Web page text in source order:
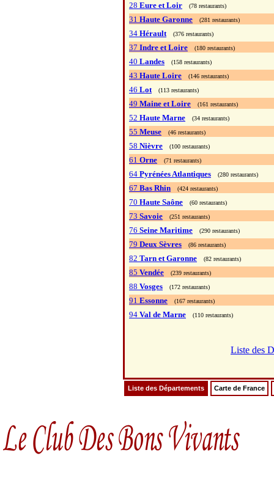
28 Eure et Loir (78 restaurants)
31 Haute Garonne (281 restaurants)
34 Hérault (376 restaurants)
37 Indre et Loire (180 restaurants)
40 Landes (158 restaurants)
43 Haute Loire (146 restaurants)
46 Lot (113 restaurants)
49 Maine et Loire (161 restaurants)
52 Haute Marne (34 restaurants)
55 Meuse (46 restaurants)
58 Nièvre (100 restaurants)
61 Orne (71 restaurants)
64 Pyrénées Atlantiques (280 restaurants)
67 Bas Rhin (424 restaurants)
70 Haute Saône (60 restaurants)
73 Savoie (251 restaurants)
76 Seine Maritime (290 restaurants)
79 Deux Sèvres (86 restaurants)
82 Tarn et Garonne (82 restaurants)
85 Vendée (239 restaurants)
88 Vosges (172 restaurants)
91 Essonne (167 restaurants)
94 Val de Marne (110 restaurants)
Liste des
Liste des Départements Carte de France